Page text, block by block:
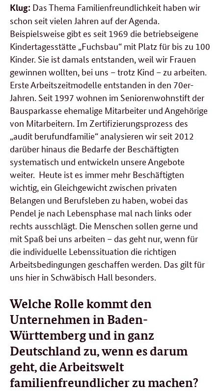
Klug: Das Thema Familienfreundlichkeit haben wir
schon seit vielen Jahren auf der Agenda.
Beispielsweise gibt es seit 1969 die betriebseigene
Kindertagesstätte „Fuchsbau“ mit Platz für bis zu 100
Kinder. Sie ist damals entstanden, weil wir Frauen
gewinnen wollten, bei uns – trotz Kind – zu arbeiten.
Erste Arbeitszeitmodelle entstanden in den 70er-
Jahren. Seit 1997 wohnen im Seniorenwohnstift der
Bausparkasse ehemalige Mitarbeiter und Angehörige
von Mitarbeitern. Im Zertifizierungsprozess des
„audit berufundfamilie“ analysieren wir seit 2012
darüber hinaus die Bedarfe der Beschäftigten
systematisch und entwickeln unsere Angebote
weiter. Heute ist es immer mehr Beschäftigten
wichtig, ein Gleichgewicht zwischen privaten
Belangen und Berufsleben zu haben, wobei das
Pendel je nach Lebensphase mal nach links oder
rechts ausschlägt. Die Menschen sollen gerne und
mit Spaß bei uns arbeiten – das geht nur, wenn für
die individuelle Lebenssituation die richtigen
Arbeitsbedingungen geschaffen werden. Das gilt für
uns hier in Schwäbisch Hall besonders.
Welche Rolle kommt den
Unternehmen in Baden-
Württemberg und in ganz
Deutschland zu, wenn es darum
geht, die Arbeitswelt
familienfreundlicher zu machen?